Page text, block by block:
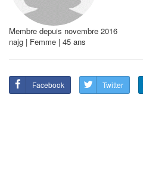
Membre depuis novembre 2016
najg | Femme | 45 ans
Facebook Twitter